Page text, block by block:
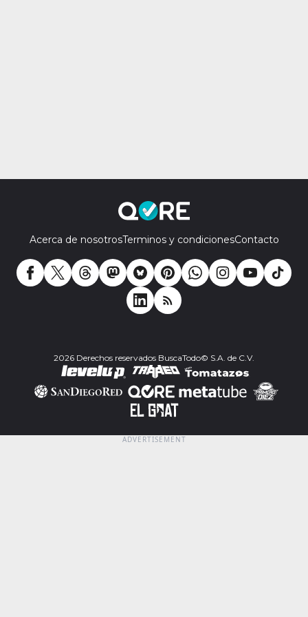
Acerca de nosotrosTerminos y condicionesContacto
2026 Derechos reservados BuscaTodo© S.A. de C.V.